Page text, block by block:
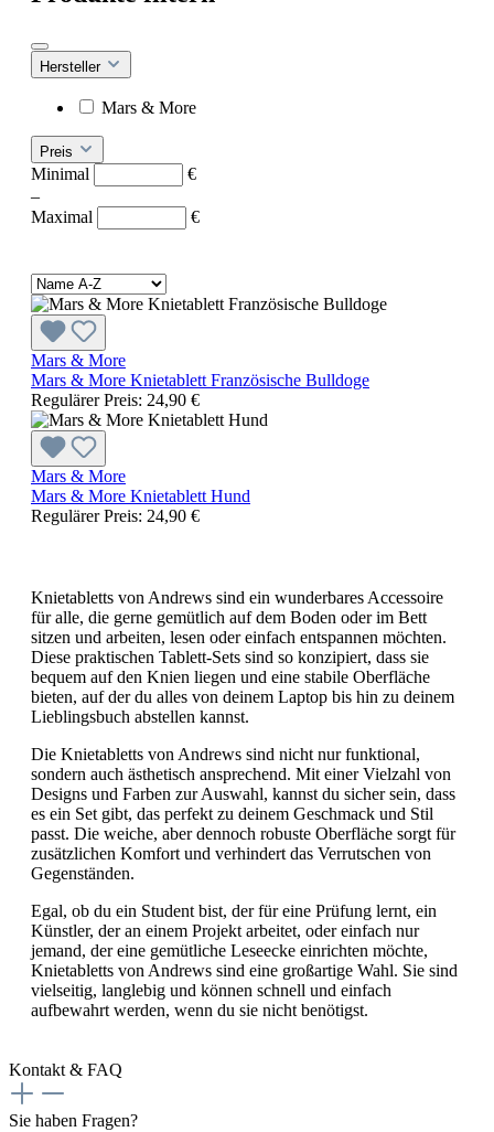
Hersteller
Mars & More
Preis
Minimal
€
–
Maximal
€
Mars & More
Mars & More Knietablett Französische Bulldoge
Regulärer Preis: 24,90 €
Mars & More
Mars & More Knietablett Hund
Regulärer Preis: 24,90 €
Knietabletts von Andrews sind ein wunderbares Accessoire
für alle, die gerne gemütlich auf dem Boden oder im Bett
sitzen und arbeiten, lesen oder einfach entspannen möchten.
Diese praktischen Tablett-Sets sind so konzipiert, dass sie
bequem auf den Knien liegen und eine stabile Oberfläche
bieten, auf der du alles von deinem Laptop bis hin zu deinem
Lieblingsbuch abstellen kannst.
Die Knietabletts von Andrews sind nicht nur funktional,
sondern auch ästhetisch ansprechend. Mit einer Vielzahl von
Designs und Farben zur Auswahl, kannst du sicher sein, dass
es ein Set gibt, das perfekt zu deinem Geschmack und Stil
passt. Die weiche, aber dennoch robuste Oberfläche sorgt für
zusätzlichen Komfort und verhindert das Verrutschen von
Gegenständen.
Egal, ob du ein Student bist, der für eine Prüfung lernt, ein
Künstler, der an einem Projekt arbeitet, oder einfach nur
jemand, der eine gemütliche Leseecke einrichten möchte,
Knietabletts von Andrews sind eine großartige Wahl. Sie sind
vielseitig, langlebig und können schnell und einfach
aufbewahrt werden, wenn du sie nicht benötigst.
Kontakt & FAQ
Sie haben Fragen?